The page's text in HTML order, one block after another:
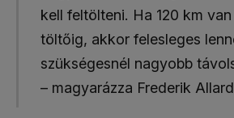
kell feltölteni. Ha 120 km
töltőig, akkor felesleges
szükségesnél nagyobb
– magyarázza Frederik